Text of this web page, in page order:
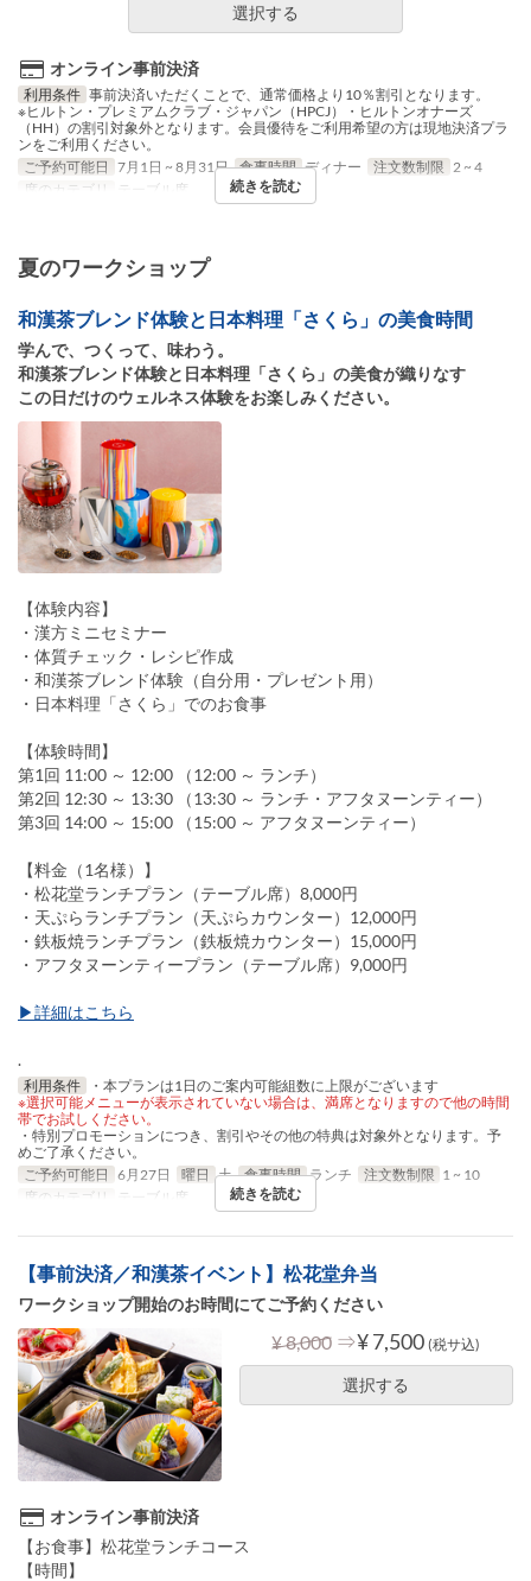
選択する
オンライン事前決済
利用条件 事前決済いただくことで、通常価格より10％割引となります。
※ヒルトン・プレミアムクラブ・ジャパン（HPCJ）・ヒルトンオナーズ
（HH）の割引対象外となります。会員優待をご利用希望の方は現地決済プラ
ンをご利用ください。
ご予約可能日 7月1日 ~ 8月31日 食事時間 ディナー 注文数制限 2 ~ 4
席のカテゴリ
テーブル席 続きを読む
夏のワークショップ
和漢茶ブレンド体験と日本料理「さくら」の美食時間
学んで、つくって、味わう。
和漢茶ブレンド体験と日本料理「さくら」の美食が織りなす
この日だけのウェルネス体験をお楽しみください。
【体験内容】
・漢方ミニセミナー
・体質チェック・レシピ作成
・和漢茶ブレンド体験（自分用・プレゼント用）
・日本料理「さくら」でのお食事
【体験時間】
第1回 11:00 ～ 12:00 （12:00 ～ ランチ）
第2回 12:30 ～ 13:30 （13:30 ～ ランチ・アフタヌーンティー）
第3回 14:00 ～ 15:00 （15:00 ～ アフタヌーンティー）
【料金（1名様）】
・松花堂ランチプラン（テーブル席）8,000円
・天ぷらランチプラン（天ぷらカウンター）12,000円
・鉄板焼ランチプラン（鉄板焼カウンター）15,000円
・アフタヌーンティープラン（テーブル席）9,000円
▶詳細はこちら
.
利用条件
・本プランは1日のご案内可能組数に上限がございます
※選択可能メニューが表示されていない場合は、満席となりますので他の時間
帯でお試しください。
・特別プロモーションにつき、割引やその他の特典は対象外となります。予
めご了承ください。
ご予約可能日 6月27日 曜日 土 食事時間 ランチ 注文数制限 1 ~ 10
席のカテゴリ
テーブル席 続きを読む
【事前決済／和漢茶イベント】松花堂弁当
ワークショップ開始のお時間にてご予約ください
¥ 8,000 ⇒¥ 7,500 (税サ込)
選択する
オンライン事前決済
【お食事】松花堂ランチコース
【時間】